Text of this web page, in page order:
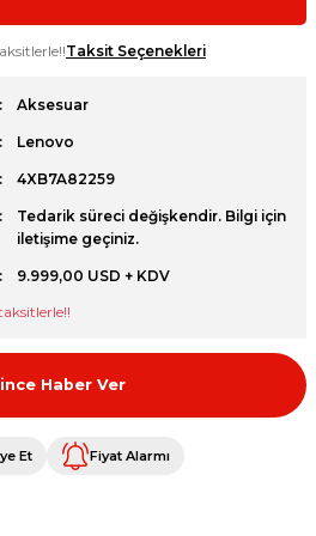
Taksit Seçenekleri
Aksesuar
Lenovo
4XB7A82259
Tedarik süreci değişkendir. Bilgi için
iletişime geçiniz.
9.999,00 USD + KDV
Haber Ver
Et Fiyat Alarmı